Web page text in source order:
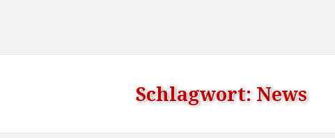
Schlagwort:News